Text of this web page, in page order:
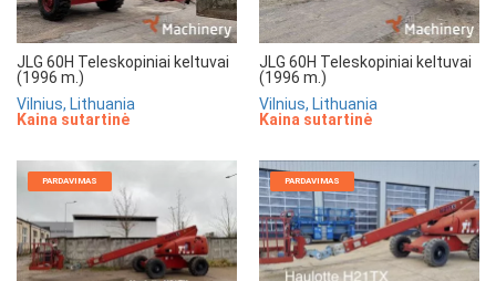
JLG 60H Teleskopiniai keltuvai
(1996 m.)
Vilnius, Lithuania
Kaina sutartinė
JLG 60H Teleskopiniai keltuvai
(1996 m.)
Vilnius, Lithuania
Kaina sutartinė
PARDAVIMAS PARDAVIMAS